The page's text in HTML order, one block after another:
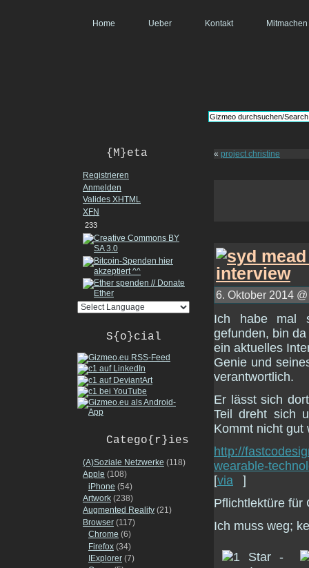
Home Ueber Kontakt Mitmachen
{M}eta
Registrieren
Anmelden
Valides XHTML
XFN
233
S{o}cial
Catego{r}ies
(A)Soziale Netzwerke (118)
Apple (108)
iPhone (54)
Artwork (238)
Augmented Reality (21)
Browser (117)
Chrome (6)
Firefox (34)
IExplorer (7)
« project christine
6. Oktober 2014
Ich habe mal
gefunden, bin
ein aktuelles
Genie und
verantwortlich.
Er lässt sich
Teil dreht sich
Kommt nicht gut
http://
wearable-
[via
]
Pflichtlektüre für
Ich muss weg;